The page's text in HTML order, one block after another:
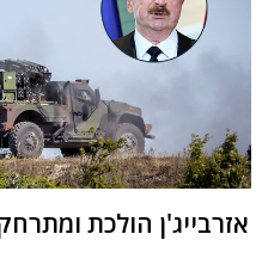
אזרבייג'ן הולכת